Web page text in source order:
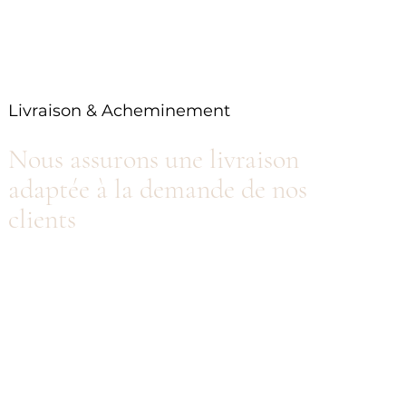
Livraison & Acheminement
Nous assurons une livraison
adaptée à la demande de nos
clients